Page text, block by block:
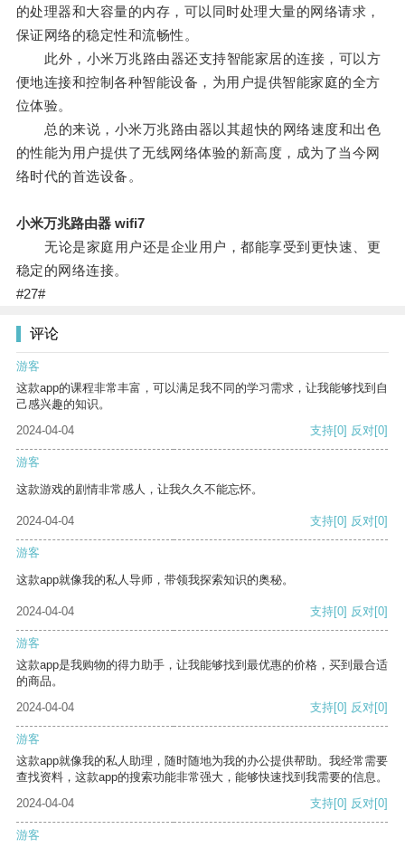
的处理器和大容量的内存，可以同时处理大量的网络请求，
保证网络的稳定性和流畅性。
此外，小米万兆路由器还支持智能家居的连接，可以方
便地连接和控制各种智能设备，为用户提供智能家庭的全方
位体验。
总的来说，小米万兆路由器以其超快的网络速度和出色
的性能为用户提供了无线网络体验的新高度，成为了当今网
络时代的首选设备。
小米万兆路由器 wifi7
无论是家庭用户还是企业用户，都能享受到更快速、更
稳定的网络连接。
#27#
评论
游客
这款app的课程非常丰富，可以满足我不同的学习需求，让我能够找到自
己感兴趣的知识。
2024-04-04
支持[0] 反对[0]
游客
这款游戏的剧情非常感人，让我久久不能忘怀。
2024-04-04 支持[0] 反对[0]
游客
这款app就像我的私人导师，带领我探索知识的奥秘。
2024-04-04 支持[0] 反对[0]
游客
这款app是我购物的得力助手，让我能够找到最优惠的价格，买到最合适
的商品。
2024-04-04
支持[0] 反对[0]
游客
这款app就像我的私人助理，随时随地为我的办公提供帮助。我经常需要
查找资料，这款app的搜索功能非常强大，能够快速找到我需要的信息。
2024-04-04
支持[0] 反对[0]
游客